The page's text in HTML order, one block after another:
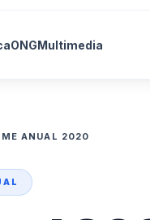
ONGMultimedia
ANUAL 2020